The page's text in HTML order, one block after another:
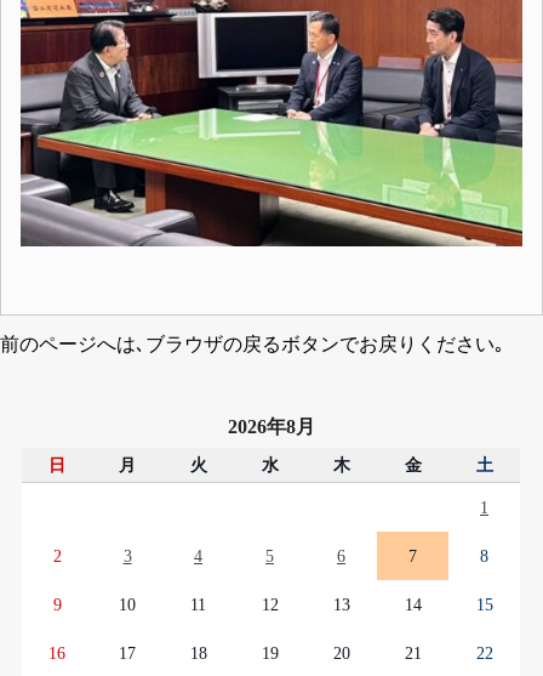
前のページへは､ブラウザの戻るボタンでお戻りください｡
2026年8月
日 月 火 水 木 金 土
1
2 3 4 5 6 7 8
9 10 11 12 13 14 15
16 17 18 19 20 21 22